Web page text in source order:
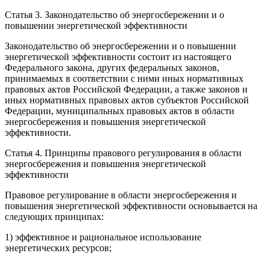
Статья 3. Законодательство об энергосбережении и о
повышении энергетической эффективности
Законодательство об энергосбережении и о повышении
энергетической эффективности состоит из настоящего
Федерального закона, других федеральных законов,
принимаемых в соответствии с ними иных нормативных
правовых актов Российской Федерации, а также законов и
иных нормативных правовых актов субъектов Российской
Федерации, муниципальных правовых актов в области
энергосбережения и повышения энергетической
эффективности.
Статья 4. Принципы правового регулирования в области
энергосбережения и повышения энергетической
эффективности
Правовое регулирование в области энергосбережения и
повышения энергетической эффективности основывается на
следующих принципах:
1) эффективное и рациональное использование
энергетических ресурсов;